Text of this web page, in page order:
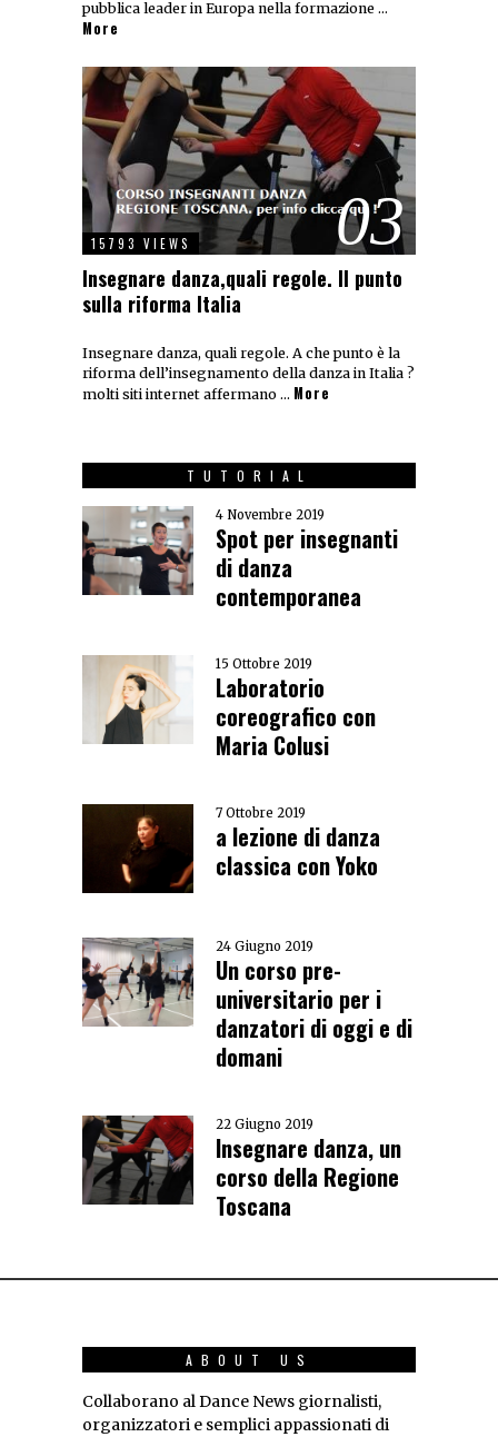
pubblica leader in Europa nella formazione …
More
03
15793 VIEWS
Insegnare danza,quali regole. Il punto
sulla riforma Italia
Insegnare danza, quali regole. A che punto è la
riforma dell’insegnamento della danza in Italia ?
molti siti internet affermano … More
TUTORIAL
4 Novembre 2019
Spot per insegnanti
di danza
contemporanea
15 Ottobre 2019
Laboratorio
coreografico con
Maria Colusi
7 Ottobre 2019
a lezione di danza
classica con Yoko
24 Giugno 2019
Un corso pre-
universitario per i
danzatori di oggi e di
domani
22 Giugno 2019
Insegnare danza, un
corso della Regione
Toscana
ABOUT US
Collaborano al Dance News giornalisti,
organizzatori e semplici appassionati di